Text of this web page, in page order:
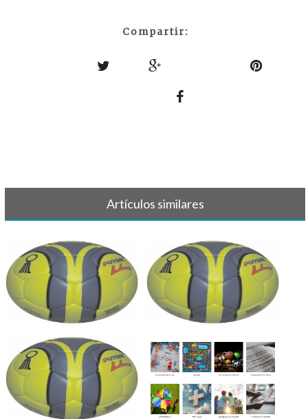
Compartir:
Artículos similares
BALONMANO - Partido y
horario 22 de[...]
BALONMANO - Partido sábado
15/2